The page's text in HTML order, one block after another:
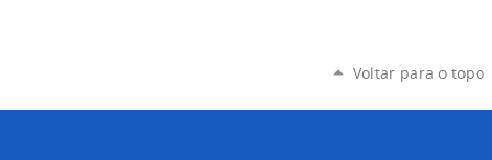
Voltar para o topo